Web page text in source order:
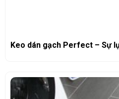
Keo dán gạch Perfect – Sự